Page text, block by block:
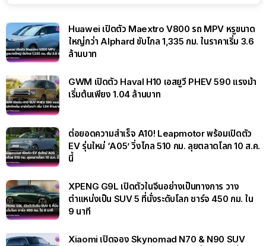
Huawei เปิดตัว Maextro V800 รถ MPV หรูขนาด
ใหญ่กว่า Alphard ขับไกล 1,335 กม. ในราคาเริ่ม 3.6
ล้านบาท
GWM เปิดตัว Haval H10 เอสยูวี PHEV 590 แรงม้า
เริ่มต้นเพียง 1.04 ล้านบาท
ต่อยอดความสำเร็จ A10! Leapmotor พร้อมเปิดตัว
EV รุ่นใหม่ ‘A05’ วิ่งไกล 510 กม. ลุยตลาดโลก 10 ส.ค.
นี้
XPENG G9L เปิดตัวในจีนอย่างเป็นทางการ วาง
ตำแหน่งเป็น SUV 5 ที่นั่งระดับโลก ชาร์จ 450 กม. ใน
9 นาที
Xiaomi เปิดจอง Skynomad N70 & N90 SUV